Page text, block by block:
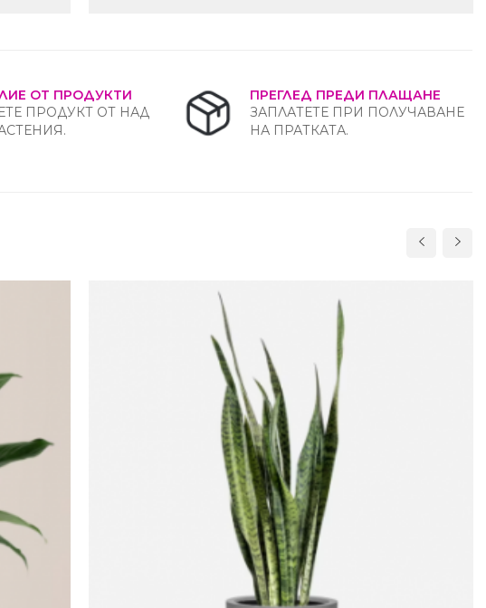
ОТ ПРОДУКТИ
ПРОДУКТ ОТ НАД
ПРЕГЛЕД ПРЕДИ ПЛАЩАНЕ
ЗАПЛАТЕТЕ ПРИ ПОЛУЧАВАНЕ
НА ПРАТКАТА.